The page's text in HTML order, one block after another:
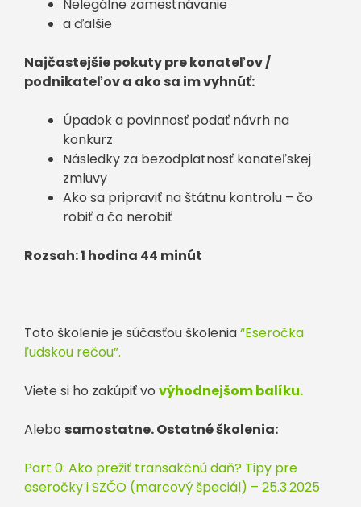
Nelegálne zamestnávanie
a ďalšie
Najčastejšie pokuty pre konateľov /
podnikateľov a ako sa im vyhnúť:
Úpadok a povinnosť podať návrh na
konkurz
Následky za bezodplatnosť konateľskej
zmluvy
Ako sa pripraviť na štátnu kontrolu – čo
robiť a čo nerobiť
Rozsah: 1 hodina 44 minút
Toto školenie je súčasťou školenia“Eseročka
ľudskou rečou”.
Viete si ho zakúpiť vo výhodnejšom balíku.
Alebo samostatne. Ostatné školenia:
Part 0: Ako prežiť transakčnú daň? Tipy pre
eseročky i SZČO (marcový špeciál) – 25.3.2025